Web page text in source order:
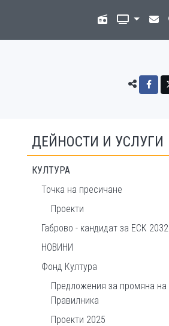
ДЕЙНОСТИ И УСЛУГИ
КУЛТУРА
Точка на пресичане
Проекти
Габрово - кандидат за ЕСК 2032
НОВИНИ
Фонд Култура
Предложения за промяна на
Правилника
Проекти 2025